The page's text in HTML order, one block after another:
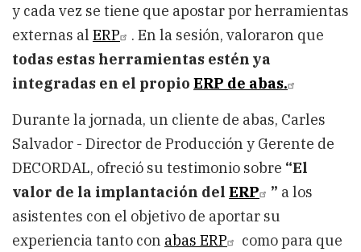
y cada vez se tiene que apostar por herramientas
externas al ERP
. En la sesión, valoraron que
todas estas herramientas estén ya
integradas en el propio ERP de abas.
Durante la jornada, un cliente de abas, Carles
Salvador - Director de Producción y Gerente de
DECORDAL, ofreció su testimonio sobre “El
valor de la implantación del ERP ” a los
asistentes con el objetivo de aportar su
experiencia tanto con abas ERP
como para que